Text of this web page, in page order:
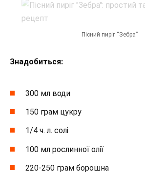
Пісний пиріг “Зебра”
Знадобиться:
300 мл води
150 грам цукру
1/4 ч. л. солі
100 мл рослинної олії
220-250 грам борошна